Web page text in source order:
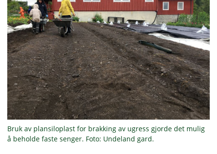
Bruk av plansiloplast for brakking av ugress gjorde det mulig
å beholde faste senger. Foto: Undeland gard.